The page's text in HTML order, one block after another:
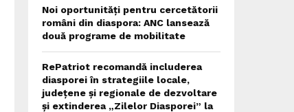
Noi oportunități pentru cercetătorii
români din diaspora: ANC lansează
două programe de mobilitate
RePatriot recomandă includerea
diasporei în strategiile locale,
județene și regionale de dezvoltare
și extinderea „Zilelor Diasporei” la